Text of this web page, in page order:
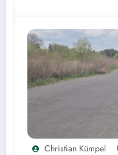
Christian Kümpel